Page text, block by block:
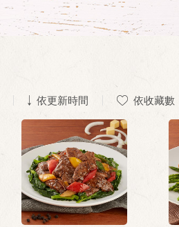
依更新時間 依收藏數